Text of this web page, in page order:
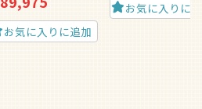
お気に入りに追加
お気に入りに